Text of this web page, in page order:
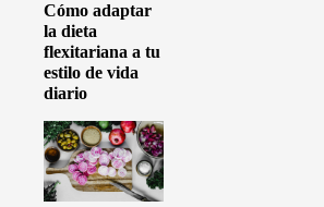
Cómo adaptar
la dieta
flexitariana a tu
estilo de vida
diario